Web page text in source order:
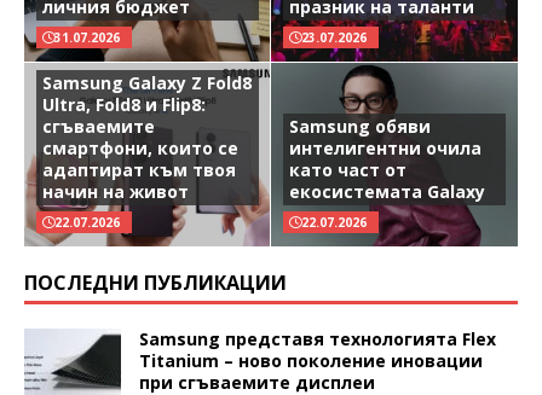
личния бюджет
31.07.2026
празник на таланти
23.07.2026
Samsung Galaxy Z Fold8
Ultra, Fold8 и Flip8:
сгъваемите
смартфони, които се
адаптират към твоя
начин на живот
22.07.2026
Samsung обяви
интелигентни очила
като част от
екосистемата Galaxy
22.07.2026
ПОСЛЕДНИ ПУБЛИКАЦИИ
Samsung представя технологията Flex
Titanium – ново поколение иновации
при сгъваемите дисплеи